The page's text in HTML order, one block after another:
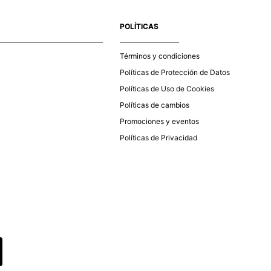
puedes ingresar al menú de “Mi cuenta - Mis Pedidos” en
POLÍTICAS
Términos y condiciones
Políticas de Protección de Datos
Políticas de Uso de Cookies
Políticas de cambios
Promociones y eventos
Políticas de Privacidad